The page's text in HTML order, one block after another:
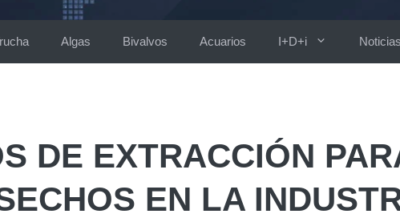
Algas Bivalvos Acuarios I+D+i
DE EXTRACCIÓN
EN LA